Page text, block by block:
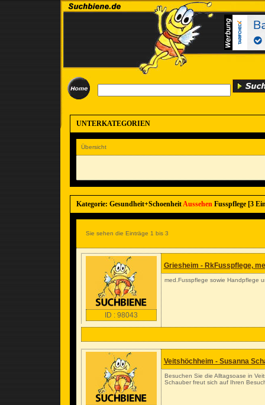
UNTERKATEGORIEN
Übersicht
Kategorie: Gesundheit+SchoenheitAussehenFusspflege [3
Sie sehen die Einträge 1 bis 3
ID : 98043
Griesheim - RkFusspflege,
med.Fusspflege sowie Handpflege
Veitshöchheim - Susanna
Besuchen Sie die Alltagsoase in
Schauber freut sich auf Ihren